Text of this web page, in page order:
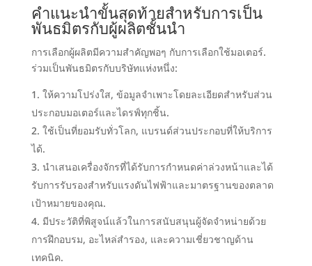
คำแนะนำขั้นสุดท้ายสำหรับการเป็น
พันธมิตรกับผู้ผลิตชั้นนำ
การเลือกผู้ผลิตมีความสำคัญพอๆ กับการเลือกใช้มอเตอร์.
ร่วมเป็นพันธมิตรกับบริษัทแห่งหนึ่ง:
ให้ความโปร่งใส, ข้อมูลจำเพาะโดยละเอียดสำหรับส่วน
ประกอบมอเตอร์และไดรฟ์ทุกชิ้น.
ใช้เป็นที่ยอมรับทั่วโลก, แบรนด์ส่วนประกอบที่ให้บริการ
ได้.
นำเสนอเครื่องจักรที่ได้รับการกำหนดค่าล่วงหน้าและได้
รับการรับรองสำหรับแรงดันไฟฟ้าและมาตรฐานของตลาด
เป้าหมายของคุณ.
มีประวัติที่พิสูจน์แล้วในการสนับสนุนผู้จัดจำหน่ายด้วย
การฝึกอบรม, อะไหล่สำรอง, และความเชี่ยวชาญด้าน
เทคนิค.